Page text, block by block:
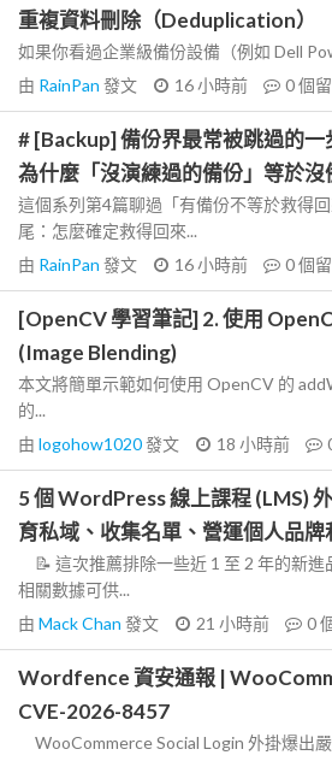
重複資料刪除（Deduplication）
如果你看過企業級備份設備（例如 Dell
由 RainPan 發文 16 小時前 0個
# [Backup] 備份界最常被跳過的
為什麼「沒演練過的備份」等於沒
這個系列第4篇聊過「有備份不等於救得
尾：怎麼確定救得回來...
由 RainPan 發文 16 小時前 0個
[OpenCV 學習筆記] 2. 使用
(Image Blending)
本文將簡單示範如何使用 OpenCV 的
的...
由 logohow1020發文 18 小時前
5 個 WordPress 線上課程 (LMS)
育私域、收集名單、營運個人品
📝 這次推薦排除一些近 1 至 2 年的新進
相關數據可供...
由 Mack Chan 發文 21 小時前 0
Wordfence 資安通報 |
CVE-2026-8457
WooCommerce Social Login 外掛爆出